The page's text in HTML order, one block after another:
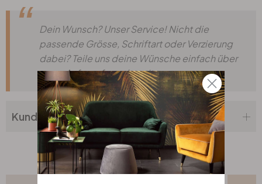
Dein Wunsch? Unser Service! Nicht die
passende Grösse, Schriftart oder Verzierung
dabei? Teile uns deine Wünsche einfach über
unserAnfrageformularmit.
Kundenbewertung
Passende Wandfarben